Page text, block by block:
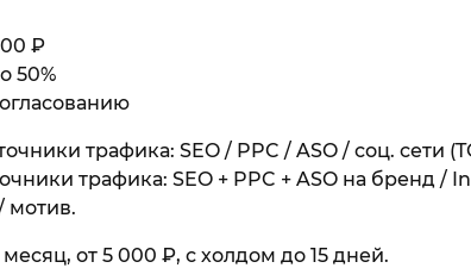
₽
50%
трафика: SEO / PPC / ASO / соц. сети
трафика: SEO + PPC + ASO на бренд /
мотив.
от 5 000 ₽, с холдом до 15 дней.